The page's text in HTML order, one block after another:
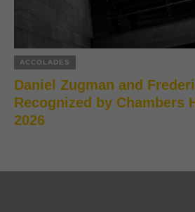
ACCOLADES
Daniel Zugman and
Recognized by Chambers
2026